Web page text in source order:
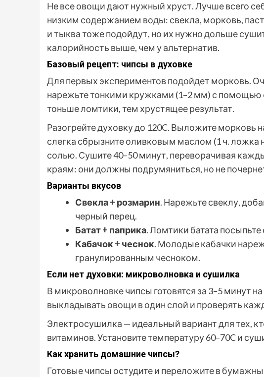
Не все овощи дают нужный хруст. Лучше всего
низким содержанием воды: свекла, морковь,
и тыква тоже подойдут, но их нужно дольше
калорийность выше, чем у альтернатив.
Базовый рецепт: чипсы в духовке
Для первых экспериментов подойдет морковь.
нарежьте тонкими кружками (1–2 мм) с
тоньше ломтики, тем хрустящее результат.
Разогрейте духовку до 120C. Выложите морковь
слегка сбрызните оливковым маслом (1 ч. ложка
солью. Сушите 40–50 минут, переворачивая
краям: они должны подрумяниться, но не
Варианты вкусов
Свекла + розмарин. Нарежьте свеклу,
черный перец.
Батат + паприка. Ломтики батата
Кабачок + чеснок. Молодые кабачки
гранулированным чесноком.
Если нет духовки: микроволновка и сушилка
В микроволновке чипсы готовятся за 3–5 минут
выкладывать овощи в один слой и проверять
Электросушилка — идеальный вариант для тех,
витаминов. Установите температуру 60–70C и
Как хранить домашние чипсы?
Готовые чипсы остудите и переложите в